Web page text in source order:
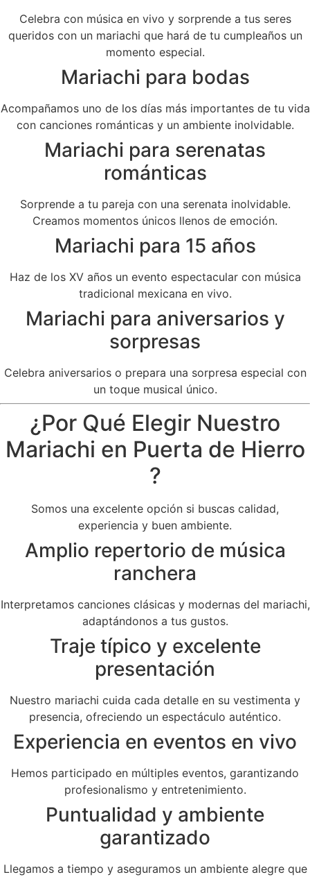
Celebra con música en vivo y sorprende a tus seres
queridos con un mariachi que hará de tu cumpleaños un
momento especial.
Mariachi para bodas
Acompañamos uno de los días más importantes de tu vida
con canciones románticas y un ambiente inolvidable.
Mariachi para serenatas
románticas
Sorprende a tu pareja con una serenata inolvidable.
Creamos momentos únicos llenos de emoción.
Mariachi para 15 años
Haz de los XV años un evento espectacular con música
tradicional mexicana en vivo.
Mariachi para aniversarios y
sorpresas
Celebra aniversarios o prepara una sorpresa especial con
un toque musical único.
¿Por Qué Elegir Nuestro
Mariachi en Puerta de Hierro
?
Somos una excelente opción si buscas calidad,
experiencia y buen ambiente.
Amplio repertorio de música
ranchera
Interpretamos canciones clásicas y modernas del mariachi,
adaptándonos a tus gustos.
Traje típico y excelente
presentación
Nuestro mariachi cuida cada detalle en su vestimenta y
presencia, ofreciendo un espectáculo auténtico.
Experiencia en eventos en vivo
Hemos participado en múltiples eventos, garantizando
profesionalismo y entretenimiento.
Puntualidad y ambiente
garantizado
Llegamos a tiempo y aseguramos un ambiente alegre que